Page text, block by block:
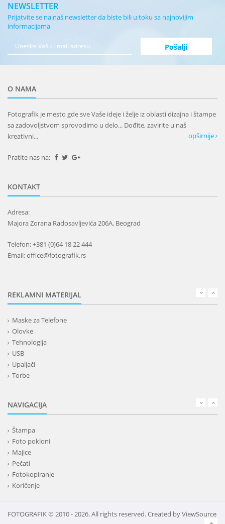
NEWSLETTER
Prijatvite se na naš newsletter da biste bili u toku sa najnovijim
informacijama
O NAMA
Fotografik je mesto gde sve Vaše ideje i želje iz oblasti dizajna i štampe
sa zadovoljstvom sprovodimo u delo... Dođite, zavirite u naš
kreativni...
opširnije
Pratite nas na:
KONTAKT
Adresa:
Majora Zorana Radosavljevića 206A, Beograd
Telefon: +381 (0)64 18 22 444
Email: office@fotografik.rs
REKLAMNI MATERIJAL
Maske za Telefone
Olovke
Tehnologija
USB
Upaljači
Torbe
Alati i oprema
Kišobrani
Kućni setovi
Tekstil
Kape
Rokovnici
Kalendari
NAVIGACIJA
Štampa
Foto pokloni
Majice
Pečati
Fotokopiranje
Koričenje
FOTOGRAFIK © 2010 - 2026. All rights reserved. Created byViewSource